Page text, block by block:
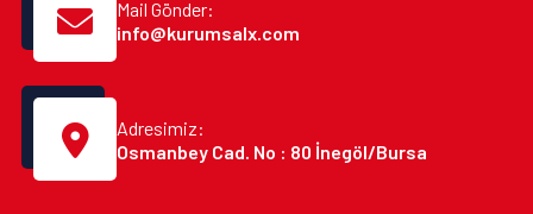
Mail Gönder:
info@kurumsalx.com
Adresimiz:
Osmanbey Cad. No : 80 İnegöl/Bursa